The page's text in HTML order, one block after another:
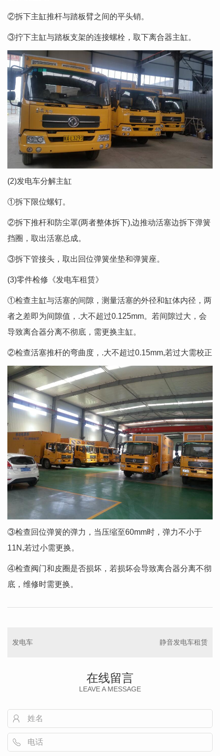
②拆下主缸推杆与踏板臂之间的平头销。
③拧下主缸与踏板支架的连接螺栓，取下离合器主缸。
(2)发电车分解主缸
①拆下限位螺钉。
②拆下推杆和防尘罩(两者整体拆下),边推动活塞边拆下弹簧
挡圈，取出活塞总成。
③拆下管接头，取出回位弹簧坐垫和弹簧座。
(3)零件检修《发电车租赁》
①检查主缸与活塞的间隙，测量活塞的外径和缸体内径，两
者之差即为间隙值，.大不超过0.125mm。若间隙过大，会
导致离合器分离不彻底，需更换主缸。
②检查活塞推杆的弯曲度，.大不超过0.15mm,若过大需校正
③检查回位弹簧的弹力，当压缩至60mm时，弹力不小于
11N,若过小需更换。
④检查阀门和皮圈是否损坏，若损坏会导致离合器分离不彻
底，维修时需更换。
发电车 静音发电车租赁
在线留言
LEAVE A MESSAGE